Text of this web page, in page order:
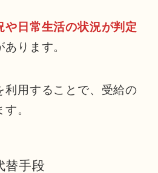
や日常生活の状況が判定
ります。
利用することで、受給の
。
替手段